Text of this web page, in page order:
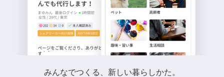
みんなでつくる、新しい暮らしかた。